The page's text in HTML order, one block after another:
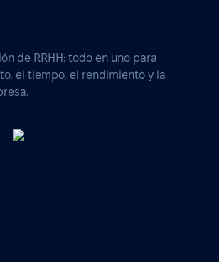
de RRHH: todo en uno para
el tiempo, el rendimiento y la